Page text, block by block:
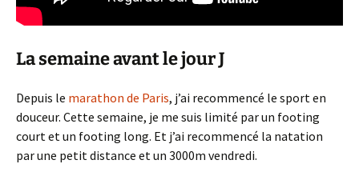
La semaine avant le jour J
Depuis le marathon de Paris, j’ai recommencé le sport en
douceur. Cette semaine, je me suis limité par un footing
court et un footing long. Et j’ai recommencé la natation
par une petit distance et un 3000m vendredi.